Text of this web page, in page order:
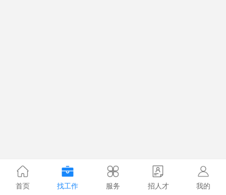
首页 找工作 服务 招人才 我的